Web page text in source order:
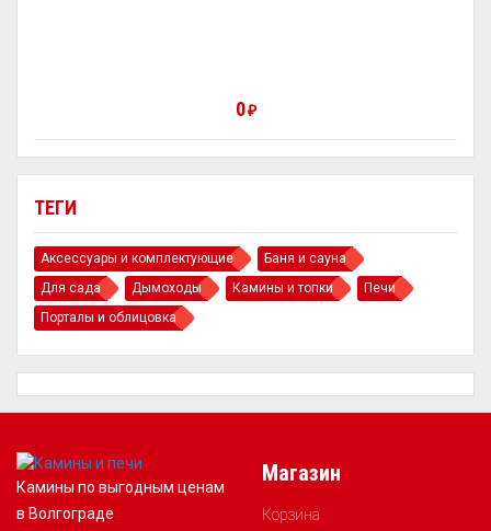
ТЕГИ
Аксессуары и комплектующие
Баня и сауна
Для сада
Дымоходы Камины и топки
Печи
Порталы и облицовка
0₽
Камины по выгодным ценам
в Волгограде
Магазин
Корзина